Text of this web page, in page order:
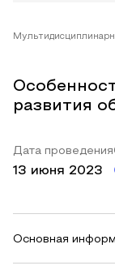
развития
Дата проведения
13 июня 2023
Основная